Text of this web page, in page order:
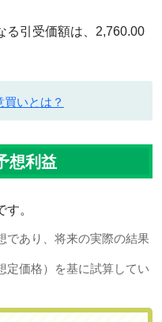
る引受価額は、2,760.00
いとは？
想利益
。
であり、将来の実際の結果
価格）を基に試算してい